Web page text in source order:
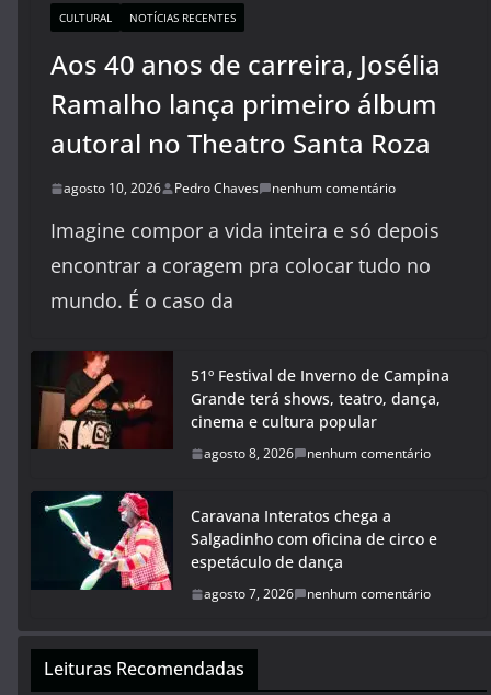
CULTURAL NOTÍCIAS RECENTES
Aos 40 anos de carreira, Josélia
Ramalho lança primeiro álbum
autoral no Theatro Santa Roza
agosto 10, 2026 Pedro Chaves nenhum comentário
Imagine compor a vida inteira e só depois
encontrar a coragem pra colocar tudo no
mundo. É o caso da
51º Festival de Inverno de Campina
Grande terá shows, teatro, dança,
cinema e cultura popular
agosto 8, 2026 nenhum comentário
Caravana Interatos chega a
Salgadinho com oficina de circo e
espetáculo de dança
agosto 7, 2026 nenhum comentário
Leituras Recomendadas